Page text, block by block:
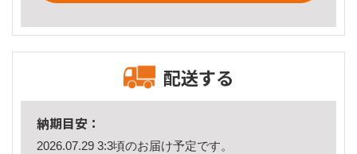
配送する
納期目安：
2026.07.29 3:3頃のお届け予定です。